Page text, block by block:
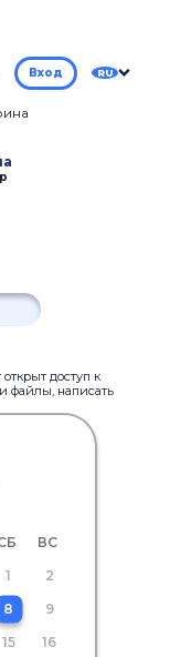
Вход RU
доступ к
файлы, написать
ВС
1
2
8
9
15
16